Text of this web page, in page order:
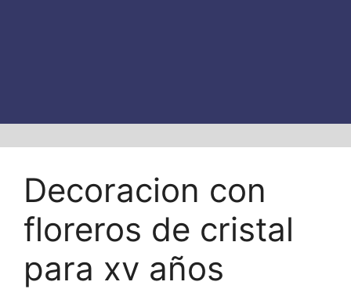
Decoracion con
floreros de cristal
para xv años